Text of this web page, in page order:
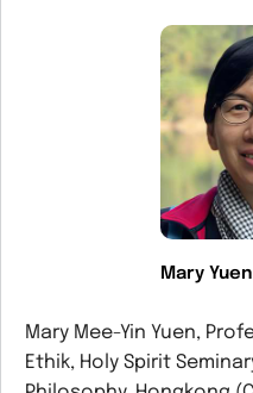
Mary Yuen
Mary Mee-Yin Yuen,
Ethik, Holy Spirit